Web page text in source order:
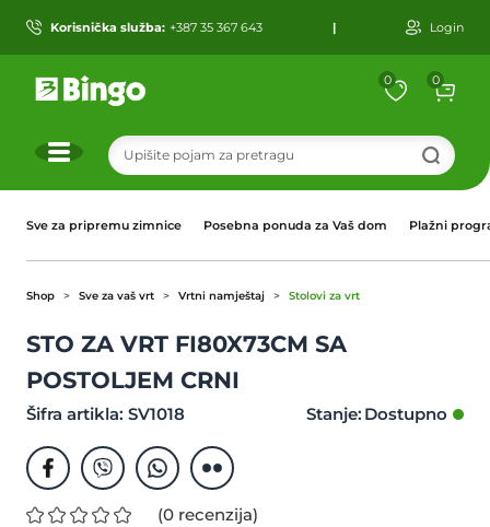
Korisnička služba: +387 35 367 643 | Login
0 0
Sve za pripremu zimnice Posebna ponuda za Vaš dom Plažni
Shop Sve za vaš vrt Vrtni namještaj Stolovi za vrt
STO ZA VRT FI80X73CM SA
POSTOLJEM CRNI
Šifra artikla: SV1018 Stanje:
(0 recenzija)